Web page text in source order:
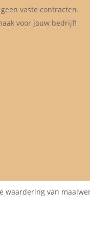
vaste contracten.
voor jouw bedrijf!
waardering van